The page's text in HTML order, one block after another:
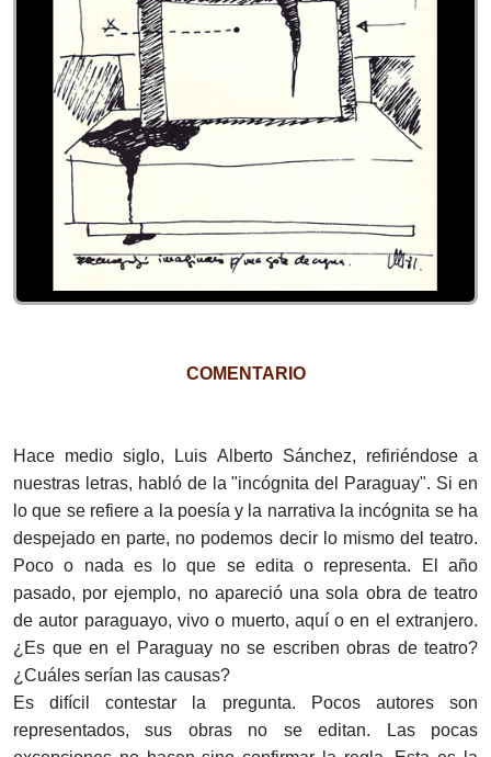
COMENTARIO
Hace medio siglo, Luis Alberto Sánchez, refiriéndose a
nuestras letras, habló de la "incógnita del Paraguay". Si en
lo que se refiere a la poesía y la narrativa la incógnita se ha
despejado en parte, no podemos decir lo mismo del teatro.
Poco o nada es lo que se edita o representa. El año
pasado, por ejemplo, no apareció una sola obra de teatro
de autor paraguayo, vivo o muerto, aquí o en el extranjero.
¿Es que en el Paraguay no se escriben obras de teatro?
¿Cuáles serían las causas?
Es difícil contestar la pregunta. Pocos autores son
representados, sus obras no se editan. Las pocas